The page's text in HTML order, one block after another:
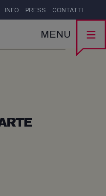
INFO PRESS CONTATTI
MENU